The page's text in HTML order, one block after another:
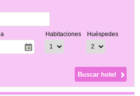
Habitaciones Huéspedes